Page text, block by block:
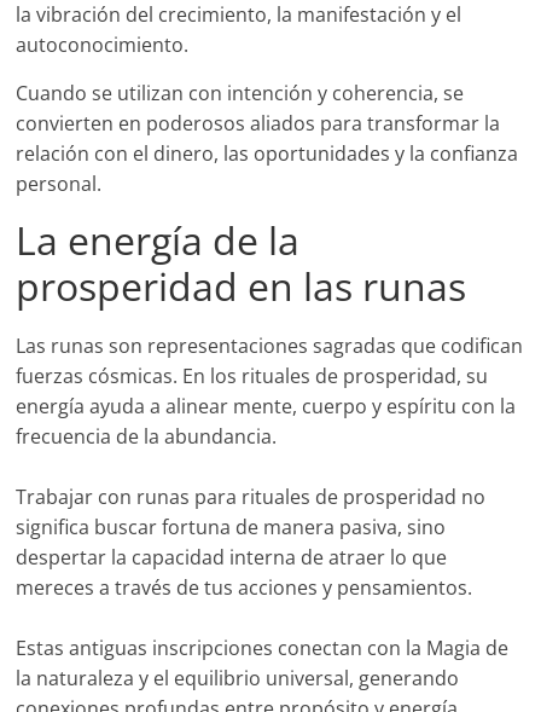
la vibración del crecimiento, la manifestación y el
autoconocimiento.
Cuando se utilizan con intención y coherencia, se
convierten en poderosos aliados para transformar la
relación con el dinero, las oportunidades y la confianza
personal.
La energía de la
prosperidad en las runas
Las runas son representaciones sagradas que codifican
fuerzas cósmicas. En los rituales de prosperidad, su
energía ayuda a alinear mente, cuerpo y espíritu con la
frecuencia de la abundancia.
Trabajar con runas para rituales de prosperidad no
significa buscar fortuna de manera pasiva, sino
despertar la capacidad interna de atraer lo que
mereces a través de tus acciones y pensamientos.
Estas antiguas inscripciones conectan con la Magia de
la naturaleza y el equilibrio universal, generando